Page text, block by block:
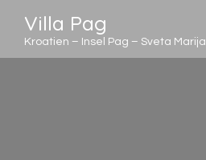
Villa Pag
Kroatien – Insel Pag – Sveta Marija